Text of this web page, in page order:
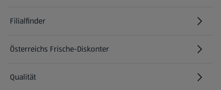
Filialfinder
Österreichs Frische-Diskonter
Qualität